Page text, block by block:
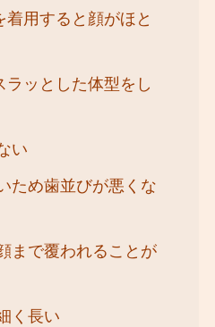
用すると顔がほと
ッとした体型をし
い
ため歯並びが悪くな
まで覆われることが
く長い